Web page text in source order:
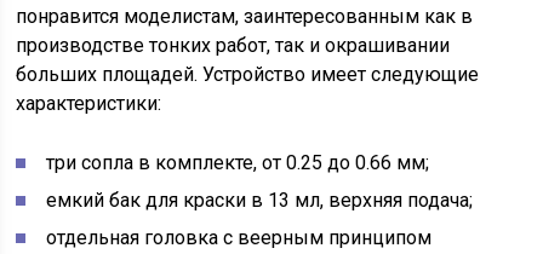
понравится моделистам, заинтересованным как в
производстве тонких работ, так и окрашивании
больших площадей. Устройство имеет следующие
характеристики:
три сопла в комплекте, от 0.25 до 0.66 мм;
емкий бак для краски в 13 мл, верхняя подача;
отдельная головка с веерным принципом